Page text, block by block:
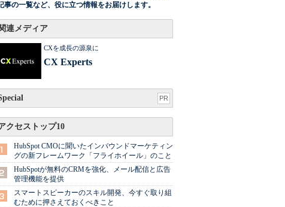
事の一覧など、役に立つ情報をお届けします。
連メディア
CXを成長の源泉に
CX Experts
PR
クセストップ10
HubSpot CMOに聞いたインバウンドマーケティン
グの新フレームワーク「フライホイール」のこと
HubSpotが無料のCRMを強化、メール配信と広告
管理機能を提供
スマートスピーカーのスキル開発、今すぐ取り組
むために押さえておくべきこと